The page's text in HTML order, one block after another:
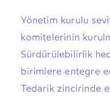
Yönetim kurulu
komitelerinin
Sürdürülebilirlik
birimlere entegre
Tedarik zincirinde